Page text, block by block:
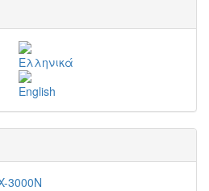
3000N